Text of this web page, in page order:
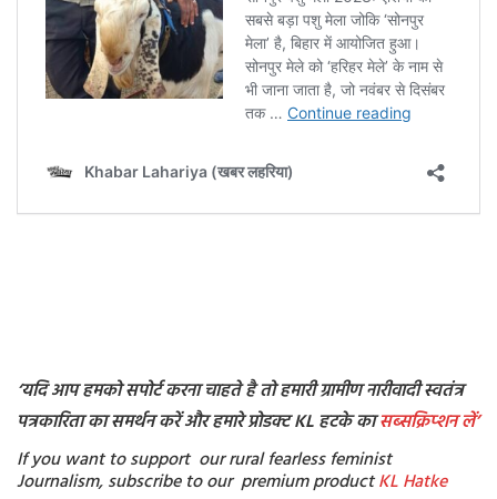
‘यदि आप हमको सपोर्ट करना चाहते है तो हमारी ग्रामीण नारीवादी स्वतंत्र
पत्रकारिता का समर्थन करें और हमारे प्रोडक्ट KL हटके कासब्सक्रिप्शनलें’
If you want to support our rural fearless feminist
Journalism, subscribe to our premium productKL Hatke